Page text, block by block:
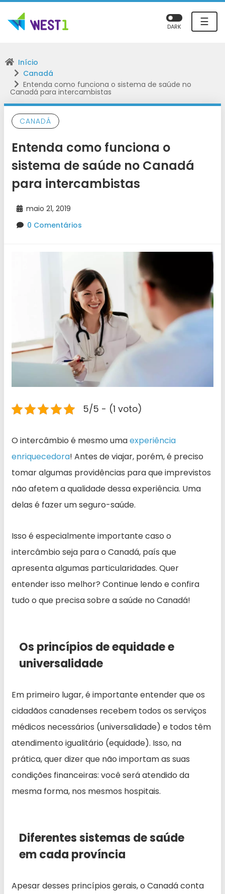
☰
DARK
Início
Canadá
Entenda como funciona o sistema de saúde no
Canadá para intercambistas
CANADÁ
Entenda como funciona o
sistema de saúde no Canadá
para intercambistas
maio 21, 2019
0 Comentários
5/5 - (1 voto)
O intercâmbio é mesmo umaexperiência
enriquecedora! Antes de viajar, porém, é preciso
tomar algumas providências para que imprevistos
não afetem a qualidade dessa experiência. Uma
delas é fazer um seguro-saúde.
Isso é especialmente importante caso o
intercâmbio seja para o Canadá, país que
apresenta algumas particularidades. Quer
entender isso melhor? Continue lendo e confira
tudo o que precisa sobre a saúde no Canadá!
Os princípios de equidade e
universalidade
Em primeiro lugar, é importante entender que os
cidadãos canadenses recebem todos os serviços
médicos necessários (universalidade) e todos têm
atendimento igualitário (equidade). Isso, na
prática, quer dizer que não importam as suas
condições financeiras: você será atendido da
mesma forma, nos mesmos hospitais.
Diferentes sistemas de saúde
em cada província
Apesar desses princípios gerais, o Canadá conta